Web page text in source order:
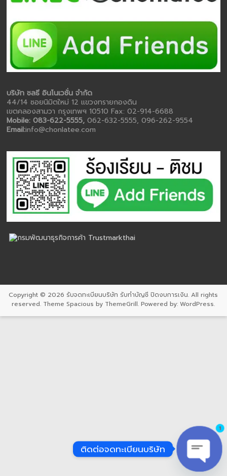
บริษัท ชลธี อินโนเวชั่น จำกัด
44/14 ซอยนิมิตใหม่ 12 แขวงทรายกองดิน
เขตคลองสามวา กรุงเทพฯ 10510 Fax: 02-914-6688
Mobile: 083-622-5555,062-632-5555, 096-262-9554
Email:info@chonlatee.com
Copyright © 2026 รับจดทะเบียนบริษัท รับทำบัญชี ปิดงบการเงิน. All rights
reserved. ThemeSpacious by ThemeGrill. Powered by:WordPress.
ติดต่อจดทะเบียนบริษัท
1